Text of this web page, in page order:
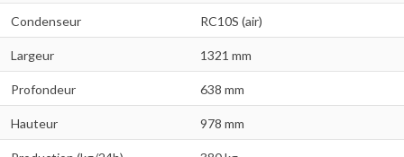
Condenseur RC10S (air)
Largeur 1321 mm
Profondeur 638 mm
Hauteur 978 mm